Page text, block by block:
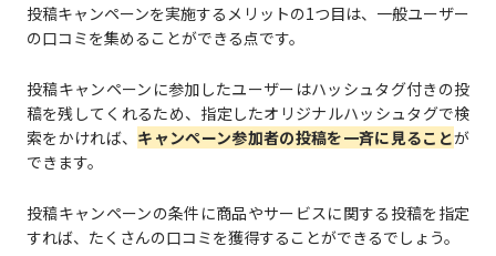
投稿キャンペーンを実施するメリットの1つ目は、一般ユーザー
の口コミを集めることができる点です。
投稿キャンペーンに参加したユーザーはハッシュタグ付きの投
稿を残してくれるため、指定したオリジナルハッシュタグで検
索をかければ、 キャンペーン参加者の投稿を一斉に見ることが
できます。
投稿キャンペーンの条件に商品やサービスに関する投稿を指定
すれば、たくさんの口コミを獲得することができるでしょう。